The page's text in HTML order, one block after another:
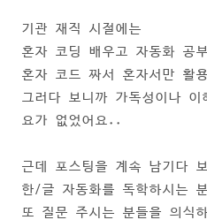
기관 재직 시절에는
혼자 코딩 배우고 자동화 공
혼자 코드 짜서 혼자서만 활
그러다 보니까 가독성이나
요가 없었어요..
근데 포스팅을 계속 남기다
한/글 자동화를 독학하시는
또 질문 주시는 분들을 의식